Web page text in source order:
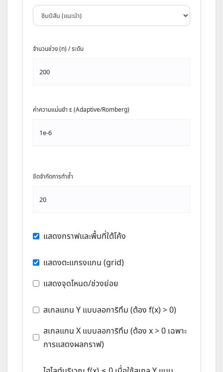
จำนวนช่วง (n) / ระดับ
ค่าความแม่นยำ ε (Adaptive/Romberg)
ขีดจำกัดการทำซ้ำ
แสดงกราฟและพื้นที่ใต้โค้ง
แสดงตะแกรงแกน (grid)
แสดงจุดโหนด/ช่วงย่อย
สเกลแกน Y แบบลอการิทึม (ต้อง f(x) > 0)
สเกลแกน X แบบลอการิทึม (ต้อง x > 0 เฉพาะ
การแสดงผลกราฟ)